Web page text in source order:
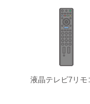
液晶テレビ7リモ